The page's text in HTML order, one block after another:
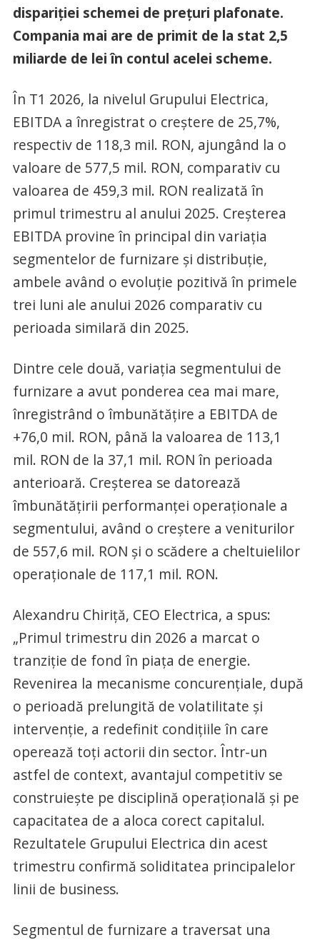
dispariției schemei de prețuri plafonate.
Compania mai are de primit de la stat 2,5
miliarde de lei în contul acelei scheme.
În T1 2026, la nivelul Grupului Electrica,
EBITDA a înregistrat o creștere de 25,7%,
respectiv de 118,3 mil. RON, ajungând la o
valoare de 577,5 mil. RON, comparativ cu
valoarea de 459,3 mil. RON realizată în
primul trimestru al anului 2025. Creșterea
EBITDA provine în principal din variația
segmentelor de furnizare și distribuție,
ambele având o evoluție pozitivă în primele
trei luni ale anului 2026 comparativ cu
perioada similară din 2025.
Dintre cele două, variația segmentului de
furnizare a avut ponderea cea mai mare,
înregistrând o îmbunătățire a EBITDA de
+76,0 mil. RON, până la valoarea de 113,1
mil. RON de la 37,1 mil. RON în perioada
anterioară. Creșterea se datorează
îmbunătățirii performanței operaționale a
segmentului, având o creștere a veniturilor
de 557,6 mil. RON și o scădere a cheltuielilor
operaționale de 117,1 mil. RON.
Alexandru Chiriță, CEO Electrica, a spus:
„Primul trimestru din 2026 a marcat o
tranziție de fond în piața de energie.
Revenirea la mecanisme concurențiale, după
o perioadă prelungită de volatilitate și
intervenție, a redefinit condițiile în care
operează toți actorii din sector. Într-un
astfel de context, avantajul competitiv se
construiește pe disciplină operațională și pe
capacitatea de a aloca corect capitalul.
Rezultatele Grupului Electrica din acest
trimestru confirmă soliditatea principalelor
linii de business.
Segmentul de furnizare a traversat una